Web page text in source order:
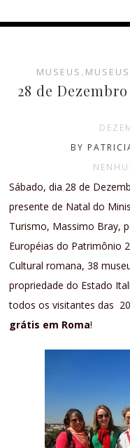
MUSEUS ,
28 de
BY
Sábado, dia 28 de
presente de Natal do
Turismo, Massimo Bray,
Européias do Patrimônio
Cultural romana, 38
propriedade do Estado
todos os visitantes das
grátis em Roma!